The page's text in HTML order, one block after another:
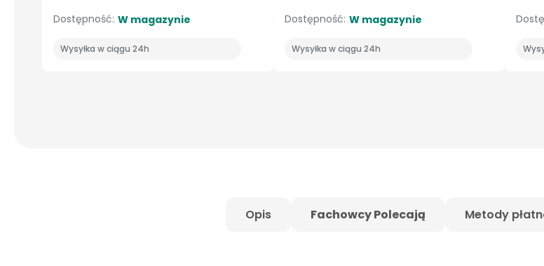
Dostępność: W magazynie
Wysyłka w ciągu 24h
Dostępność: W magazynie
Wysyłka w ciągu 24h
Opis Fachowcy Polecają Metody